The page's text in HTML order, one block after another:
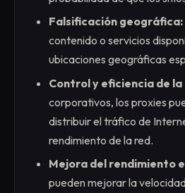
Falsificación geográfica:
contenido o servicios
ubicaciones geográficas
Control y eficiencia de la
corporativos, los proxies
distribuir el tráfico de
rendimiento de la red.
Mejora del rendimiento
pueden mejorar la